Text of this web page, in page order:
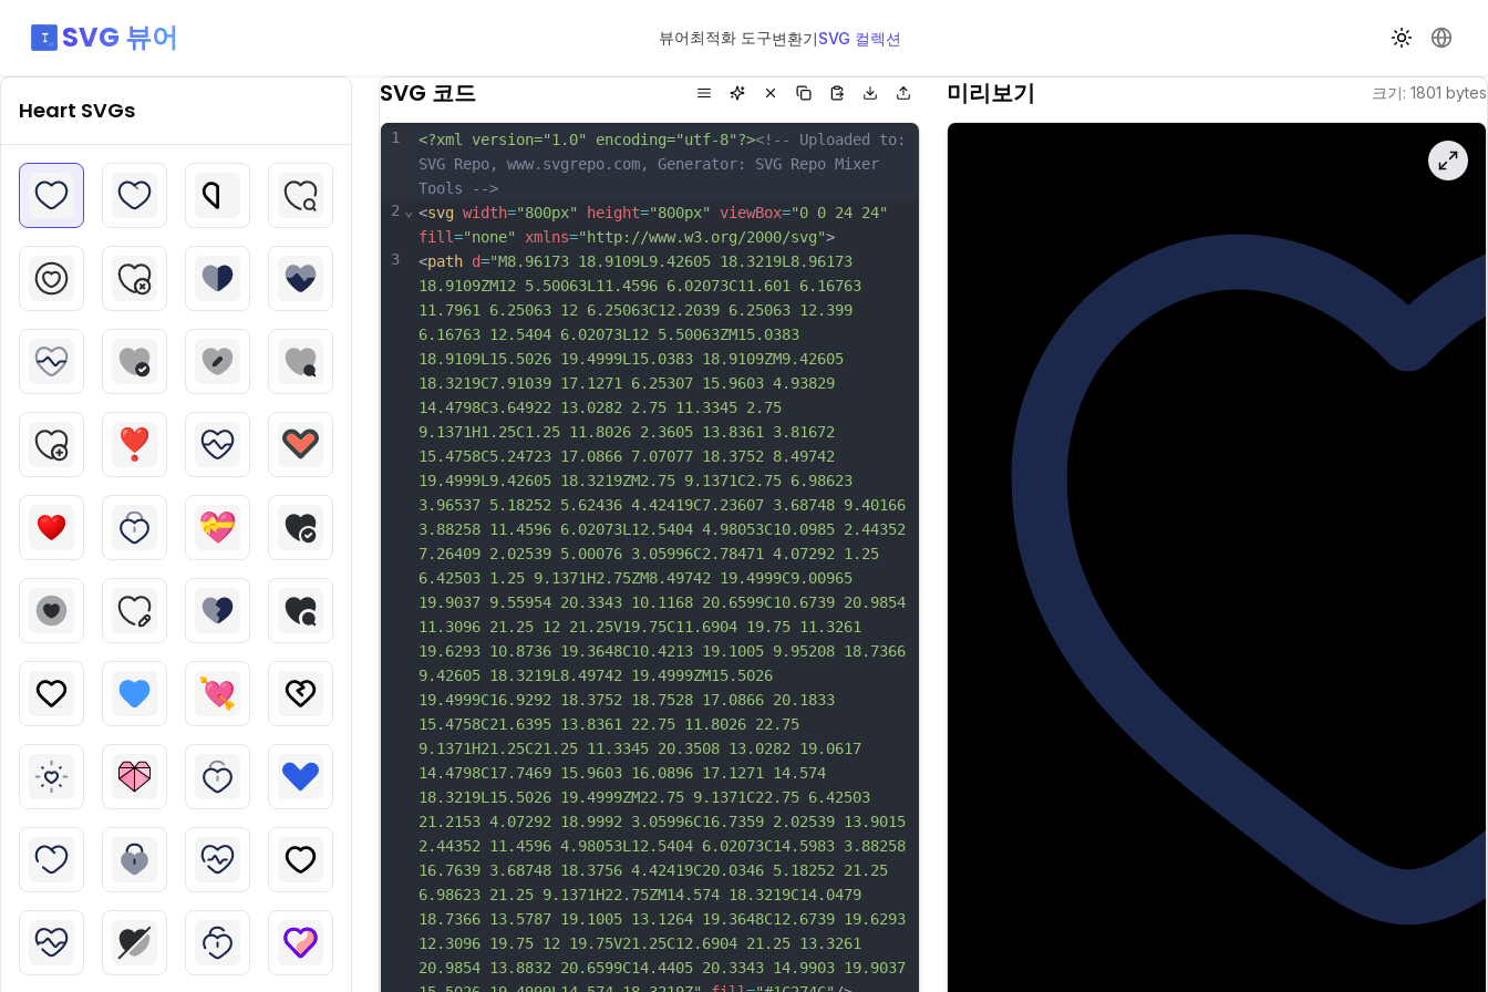
SVG 뷰어 뷰어최적화 도구변환기SVG 컬렉션 테마 전환언어
Heart SVGs
SVG 코드
1
2
3
⌄
<?xml version="1.0" encoding="utf-8"?><!-- Uploaded to:
SVG Repo, www.svgrepo.com, Generator: SVG Repo Mixer
Tools -->
<svg width="800px" height="800px" viewBox="0 0 24 24"
fill="none" xmlns="http://www.w3.org/2000/svg">
<path d="M8.96173 18.9109L9.42605 18.3219L8.96173
18.9109ZM12 5.50063L11.4596 6.02073C11.601 6.16763
11.7961 6.25063 12 6.25063C12.2039 6.25063 12.399
6.16763 12.5404 6.02073L12 5.50063ZM15.0383
18.9109L15.5026 19.4999L15.0383 18.9109ZM9.42605
18.3219C7.91039 17.1271 6.25307 15.9603 4.93829
14.4798C3.64922 13.0282 2.75 11.3345 2.75
9.1371H1.25C1.25 11.8026 2.3605 13.8361 3.81672
15.4758C5.24723 17.0866 7.07077 18.3752 8.49742
19.4999L9.42605 18.3219ZM2.75 9.1371C2.75 6.98623
3.96537 5.18252 5.62436 4.42419C7.23607 3.68748 9.40166
3.88258 11.4596 6.02073L12.5404 4.98053C10.0985 2.44352
7.26409 2.02539 5.00076 3.05996C2.78471 4.07292 1.25
6.42503 1.25 9.1371H2.75ZM8.49742 19.4999C9.00965
19.9037 9.55954 20.3343 10.1168 20.6599C10.6739 20.9854
11.3096 21.25 12 21.25V19.75C11.6904 19.75 11.3261
19.6293 10.8736 19.3648C10.4213 19.1005 9.95208 18.7366
9.42605 18.3219L8.49742 19.4999ZM15.5026
19.4999C16.9292 18.3752 18.7528 17.0866 20.1833
15.4758C21.6395 13.8361 22.75 11.8026 22.75
9.1371H21.25C21.25 11.3345 20.3508 13.0282 19.0617
14.4798C17.7469 15.9603 16.0896 17.1271 14.574
18.3219L15.5026 19.4999ZM22.75 9.1371C22.75 6.42503
21.2153 4.07292 18.9992 3.05996C16.7359 2.02539 13.9015
2.44352 11.4596 4.98053L12.5404 6.02073C14.5983 3.88258
16.7639 3.68748 18.3756 4.42419C20.0346 5.18252 21.25
6.98623 21.25 9.1371H22.75ZM14.574 18.3219C14.0479
18.7366 13.5787 19.1005 13.1264 19.3648C12.6739 19.6293
12.3096 19.75 12 19.75V21.25C12.6904 21.25 13.3261
20.9854 13.8832 20.6599C14.4405 20.3343 14.9903 19.9037
미리보기 크기: 1801 bytes